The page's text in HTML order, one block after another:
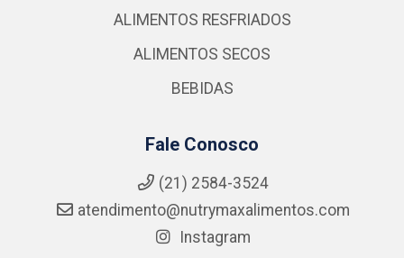
ALIMENTOS RESFRIADOS
ALIMENTOS SECOS
BEBIDAS
Fale Conosco
(21) 2584-3524
atendimento@nutrymaxalimentos.com
Instagram